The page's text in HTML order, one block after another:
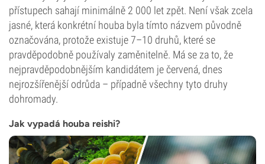
přístupech sahají minimálně 2 000 let zpět. Není však zcela
jasné, která konkrétní houba byla tímto názvem původně
označována, protože existuje 7–10 druhů, které se
pravděpodobně používaly zaměnitelně. Má se za to, že
nejpravděpodobnějším kandidátem je červená, dnes
nejrozšířenější odrůda – případně všechny tyto druhy
dohromady.
Jak vypadá houba reishi?